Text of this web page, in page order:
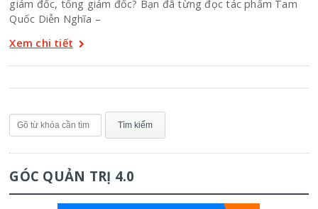
giám đốc, tổng giám đốc? Bạn đã từng đọc tác phẩm Tam
Quốc Diễn Nghĩa –
Xem chi tiết
GÓC QUẢN TRỊ 4.0